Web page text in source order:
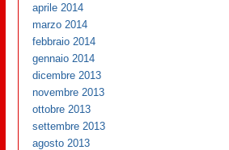
aprile 2014
marzo 2014
febbraio 2014
gennaio 2014
dicembre 2013
novembre 2013
ottobre 2013
settembre 2013
agosto 2013